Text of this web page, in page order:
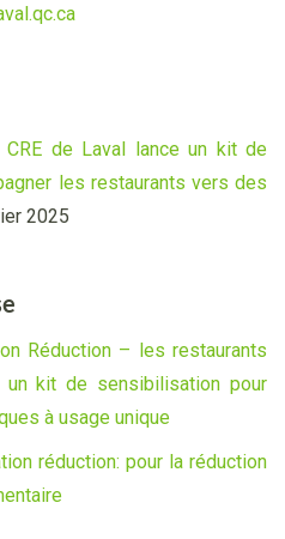
de Laval lance un kit de
les restaurants vers des
2025
Réduction – les restaurants
kit de sensibilisation pour
à usage unique
réduction: pour la réduction